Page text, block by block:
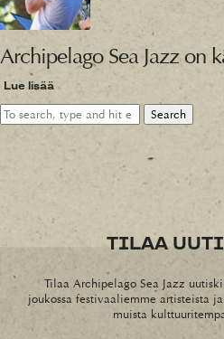
Archipelago Sea Jazz on
Lue lisää
Search
TILAA
Tilaa Archipelago Sea Jazz
joukossa festivaaliemme artisteista
muista